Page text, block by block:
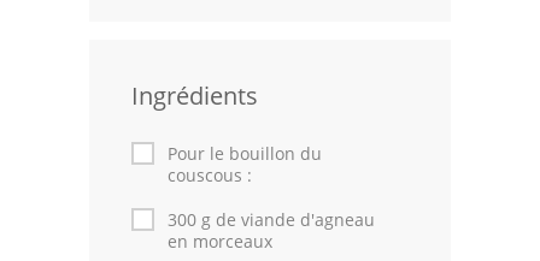
Fêtes Religieuses
Chefs
Thèmes
Ingrédients
Pour le bouillon du
couscous :
300 g de viande d'agneau
en morceaux